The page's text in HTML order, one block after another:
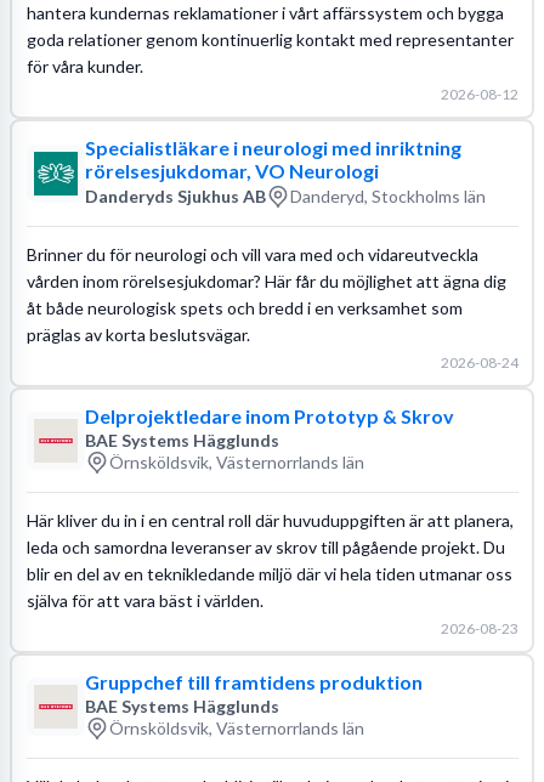
hantera kundernas reklamationer i vårt affärssystem och bygga
goda relationer genom kontinuerlig kontakt med representanter
för våra kunder.
2026-08-12
Specialistläkare i neurologi med inriktning
rörelsesjukdomar, VO Neurologi
Danderyds Sjukhus AB Danderyd, Stockholms län
Brinner du för neurologi och vill vara med och vidareutveckla
vården inom rörelsesjukdomar? Här får du möjlighet att ägna dig
åt både neurologisk spets och bredd i en verksamhet som
präglas av korta beslutsvägar.
2026-08-24
Delprojektledare inom Prototyp & Skrov
BAE Systems Hägglunds
Örnsköldsvik, Västernorrlands län
Här kliver du in i en central roll där huvuduppgiften är att planera,
leda och samordna leveranser av skrov till pågående projekt. Du
blir en del av en teknikledande miljö där vi hela tiden utmanar oss
själva för att vara bäst i världen.
2026-08-23
Gruppchef till framtidens produktion
BAE Systems Hägglunds
Örnsköldsvik, Västernorrlands län